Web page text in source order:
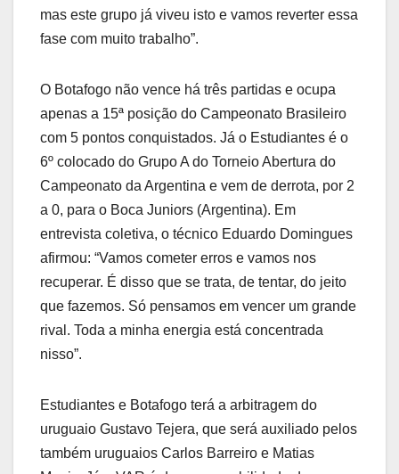
mas este grupo já viveu isto e vamos reverter essa
fase com muito trabalho”.
O Botafogo não vence há três partidas e ocupa
apenas a 15ª posição do Campeonato Brasileiro
com 5 pontos conquistados. Já o Estudiantes é o
6º colocado do Grupo A do Torneio Abertura do
Campeonato da Argentina e vem de derrota, por 2
a 0, para o Boca Juniors (Argentina). Em
entrevista coletiva, o técnico Eduardo Domingues
afirmou: “Vamos cometer erros e vamos nos
recuperar. É disso que se trata, de tentar, do jeito
que fazemos. Só pensamos em vencer um grande
rival. Toda a minha energia está concentrada
nisso”.
Estudiantes e Botafogo terá a arbitragem do
uruguaio Gustavo Tejera, que será auxiliado pelos
também uruguaios Carlos Barreiro e Matias